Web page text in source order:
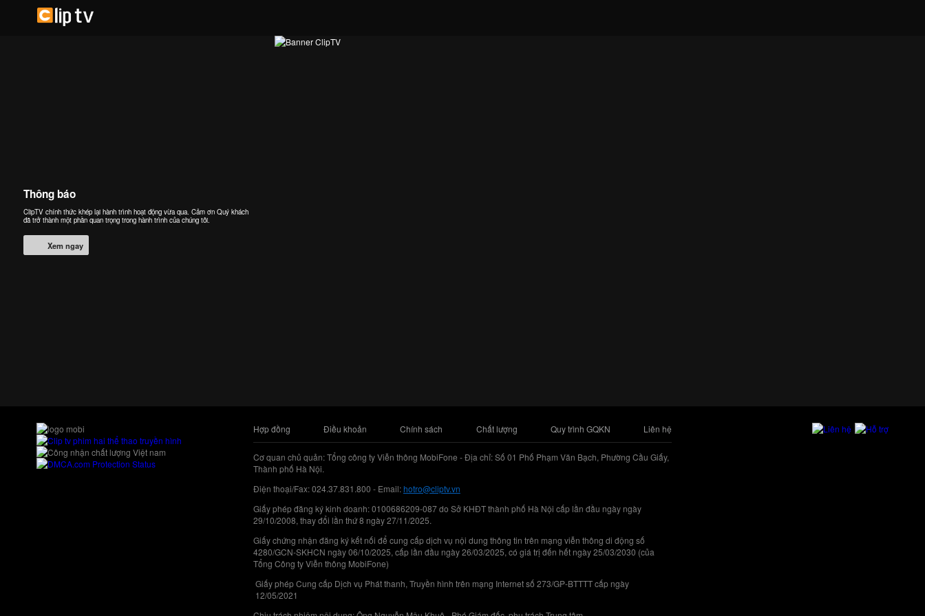
Thông báo
ClipTV chính thức khép lại hành trình hoạt động vừa qua. Cảm ơn Quý khách
đã trở thành một phần quan trọng trong hành trình của chúng tôi.
Xem ngay
Hợp đồng Điều khoản Chính sách Chất lượng Quy trình GQKN Liên hệ
Cơ quan chủ quản: Tổng công ty Viễn thông MobiFone - Địa chỉ: Số 01 Phố Phạm Văn Bạch, Phường Cầu Giấy,
Thành phố Hà Nội.
Điện thoại/Fax: 024.37.831.800 - Email:hotro@cliptv.vn
Giấy phép đăng ký kinh doanh: 0100686209-087 do Sở KHĐT thành phố Hà Nội cấp lần đầu ngày ngày
29/10/2008, thay đổi lần thứ 8 ngày 27/11/2025.
Giấy chứng nhận đăng ký kết nối để cung cấp dịch vụ nội dung thông tin trên mạng viễn thông di động số
4280/GCN-SKHCN ngày 06/10/2025, cấp lần đầu ngày 26/03/2025, có giá trị đến hết ngày 25/03/2030 (của
Tổng Công ty Viễn thông MobiFone)
Giấy phép Cung cấp Dịch vụ Phát thanh, Truyền hình trên mạng Internet số 273/GP-BTTTT cấp ngày
12/05/2021